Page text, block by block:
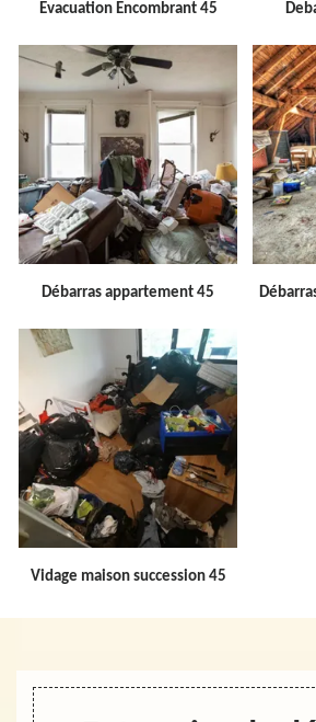
Evacuation Encombrant 45
Débarras appartement 45
Vidage maison succession 45